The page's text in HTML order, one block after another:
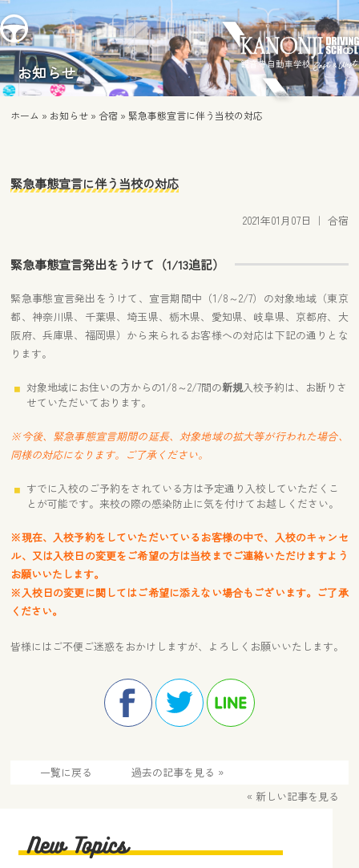
観音寺自動車学校
お知らせ
ホーム » お知らせ »合宿 » 緊急事態宣言に伴う当校の対応
緊急事態宣言に伴う当校の対応
2021年01月07日 ｜ 合宿
緊急事態宣言発出をうけて（1/13追記）
緊急事態宣言発出をうけて、宣言期間中（1/8～2/7）の対象地域（東京
都、神奈川県、千葉県、埼玉県、栃木県、愛知県、岐阜県、京都府、大
阪府、兵庫県、福岡県）から来られるお客様への対応は下記の通りとな
ります。
対象地域にお住いの方からの1/8～2/7間の新規入校予約は、お断りさ
せていただいております。
※今後、緊急事態宣言期間の延長、対象地域の拡大等が行われた場合、
同様の対応になります。ご了承ください。
すでに入校のご予約をされている方は予定通り入校していただくこ
とが可能です。来校の際の感染防止に気を付けてお越しください。
※現在、入校予約をしていただいているお客様の中で、入校のキャンセ
ル、又は入校日の変更をご希望の方は当校までご連絡いただけますよう
お願いいたします。
※入校日の変更に関してはご希望に添えない場合もございます。ご了承
ください。
皆様にはご不便ご迷惑をおかけしますが、よろしくお願いいたします。
« 新しい記事を見る
一覧に戻る 過去の記事を見る »